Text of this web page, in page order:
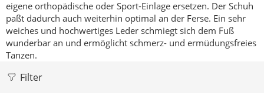
eigene orthopädische oder Sport-Einlage ersetzen. Der Schuh
paßt dadurch auch weiterhin optimal an der Ferse. Ein sehr
weiches und hochwertiges Leder schmiegt sich dem Fuß
wunderbar an und ermöglicht schmerz- und ermüdungsfreies
Tanzen.
Filter